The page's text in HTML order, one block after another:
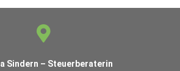
Sindern – Steuerberaterin